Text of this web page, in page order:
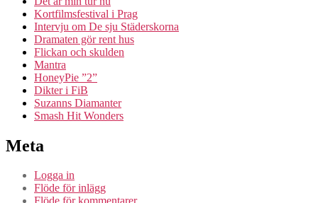
Kortfilmsfestival i Prag
Intervju om De sju Städerskorna
Dramaten gör rent hus
Flickan och skulden
Mantra
HoneyPie ”2”
Dikter i FiB
Suzanns Diamanter
Smash Hit Wonders
Meta
Logga in
Flöde för inlägg